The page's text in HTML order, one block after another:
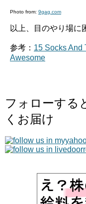
Photo from: 9gag.com
以上、目のやり場に
参考： 15 Socks And
Awesome
フォローする
くお届け